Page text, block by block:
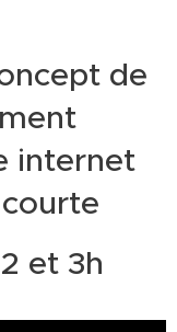
de
internet
et 3h